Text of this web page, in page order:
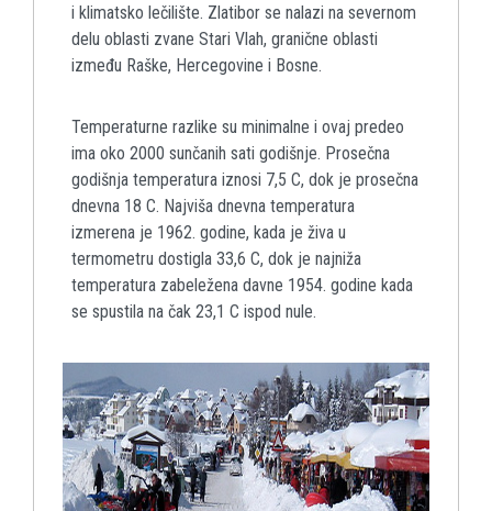
i klimatsko lečilište. Zlatibor se nalazi na severnom
delu oblasti zvane Stari Vlah, granične oblasti
između Raške, Hercegovine i Bosne.
Temperaturne razlike su minimalne i ovaj predeo
ima oko 2000 sunčanih sati godišnje. Prosečna
godišnja temperatura iznosi 7,5 C, dok je prosečna
dnevna 18 C. Najviša dnevna temperatura
izmerena je 1962. godine, kada je živa u
termometru dostigla 33,6 C, dok je najniža
temperatura zabeležena davne 1954. godine kada
se spustila na čak 23,1 C ispod nule.